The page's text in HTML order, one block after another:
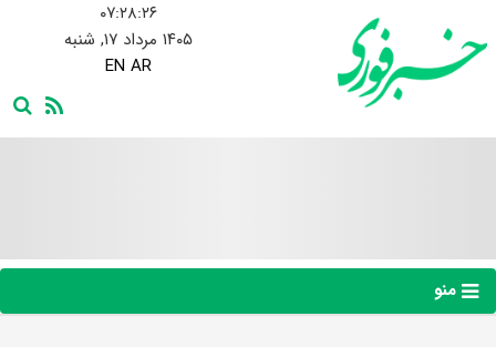
۰۷:۲۸:۲۶
۱۴۰۵ مرداد ۱۷, شنبه
EN AR
منو